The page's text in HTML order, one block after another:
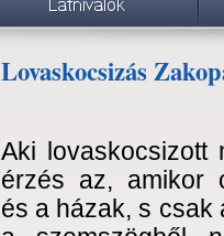
Lovaskocsizás
Aki lovaskocsizott
érzés az, amikor
és a házak, s csak